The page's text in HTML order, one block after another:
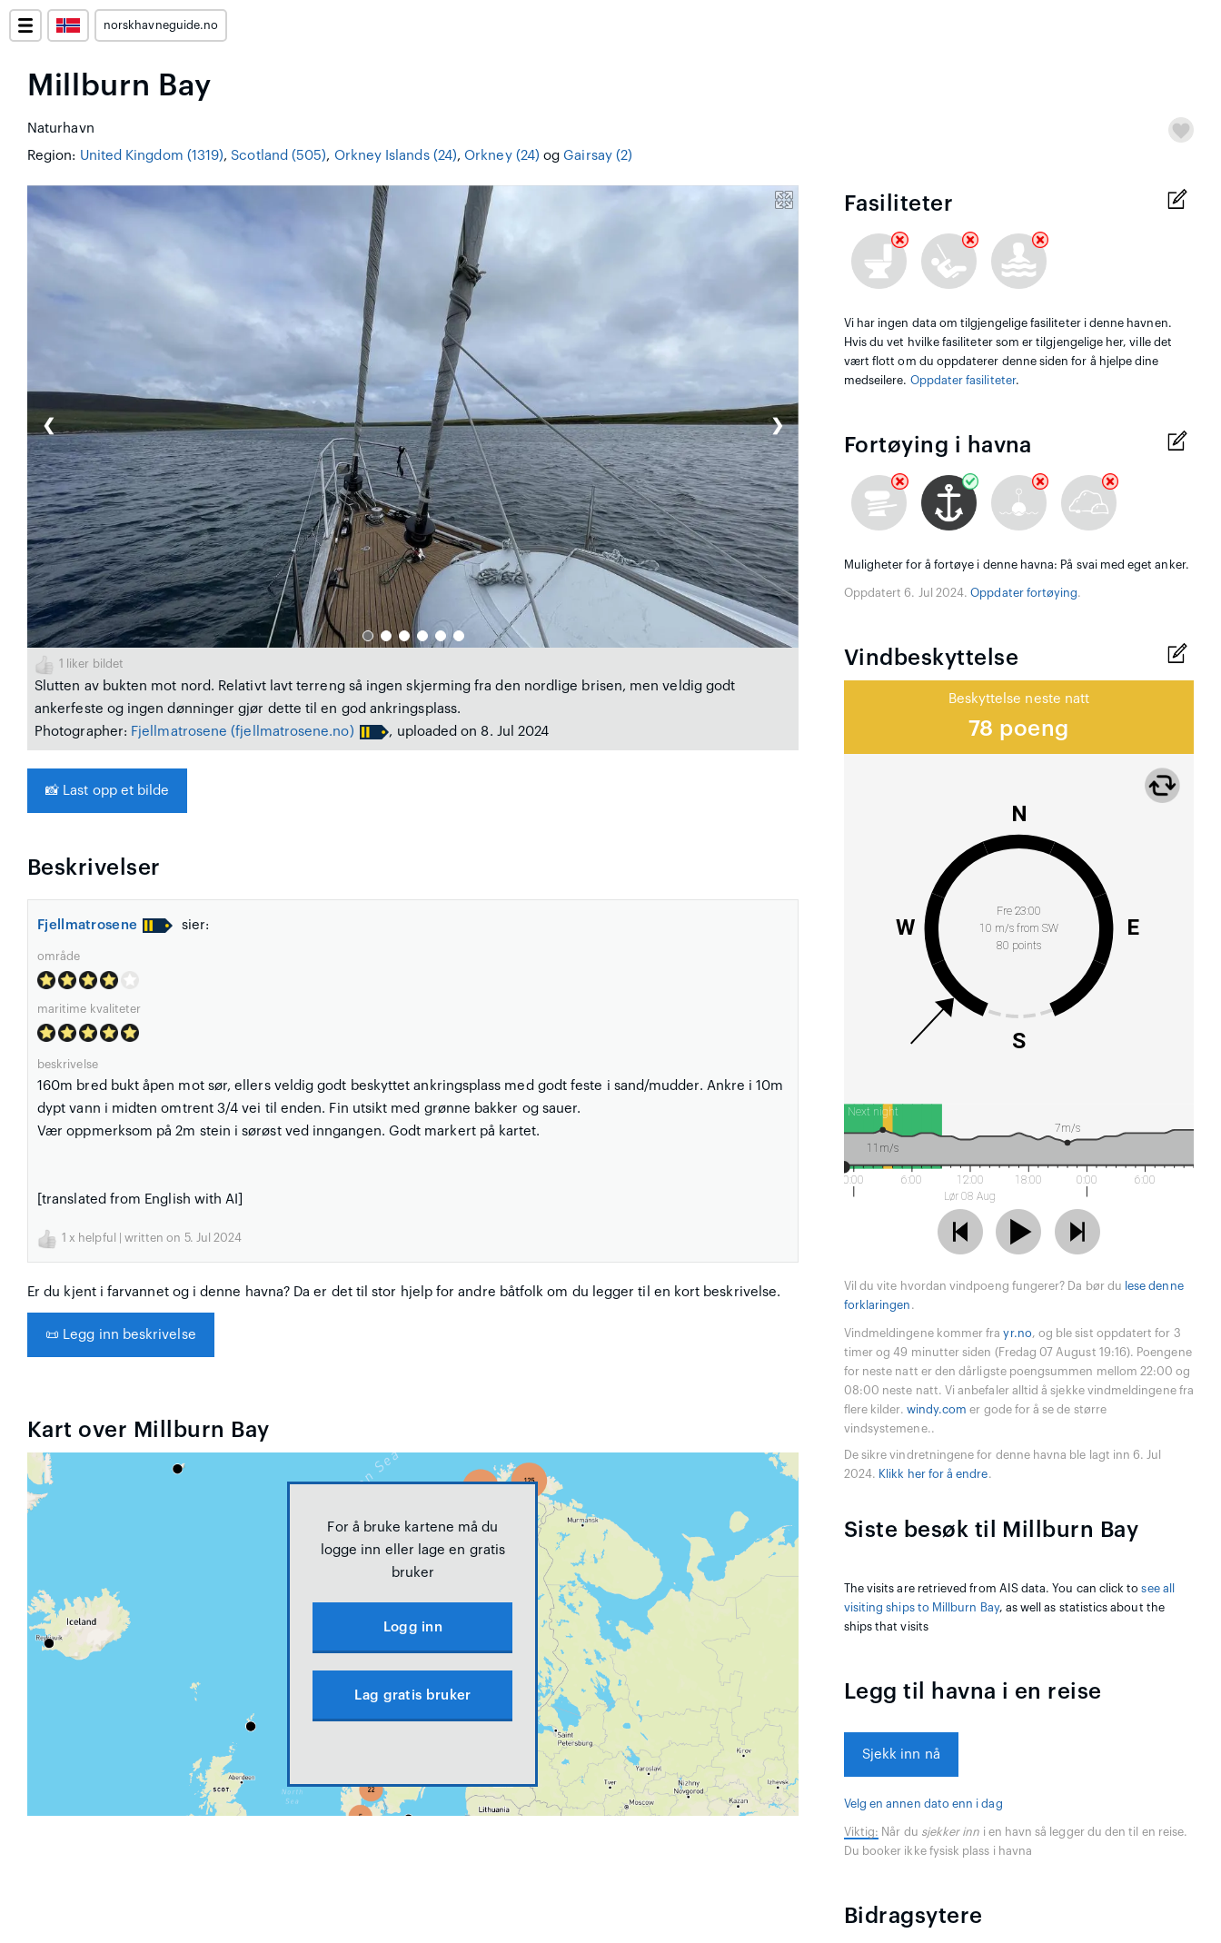
norskhavneguide.no
Millburn Bay
Naturhavn
Region: United Kingdom (1319), Scotland (505), Orkney Islands (24),Orkney (24) ogGairsay (2)
❮ ❯
1 liker bildet
Slutten av bukten mot nord. Relativt lavt terreng så ingen skjerming fra den nordlige brisen, men veldig godt
ankerfeste og ingen dønninger gjør dette til en god ankringsplass.
Photographer: Fjellmatrosene (fjellmatrosene.no) , uploaded on 8. Jul 2024
📸 Last opp et bilde
Beskrivelser
Fjellmatrosene sier:
område
maritime kvaliteter
beskrivelse
160m bred bukt åpen mot sør, ellers veldig godt beskyttet ankringsplass med godt feste i sand/mudder. Ankre i 10m
dypt vann i midten omtrent 3/4 vei til enden. Fin utsikt med grønne bakker og sauer.
Vær oppmerksom på 2m stein i sørøst ved inngangen. Godt markert på kartet.
[translated from English with AI]
1 x helpful | written on 5. Jul 2024
Er du kjent i farvannet og i denne havna? Da er det til stor hjelp for andre båtfolk om du legger til en kort beskrivelse.
📜 Legg inn beskrivelse
Kart over Millburn Bay
For å bruke kartene må du
logge inn eller lage en gratis
bruker
Logg inn
Lag gratis bruker
Fasiliteter
Vi har ingen data om tilgjengelige fasiliteter i denne havnen.
Hvis du vet hvilke fasiliteter som er tilgjengelige her, ville det
vært flott om du oppdaterer denne siden for å hjelpe dine
medseilere. Oppdater fasiliteter.
Fortøying i havna
Muligheter for å fortøye i denne havna: På svai med eget anker.
Oppdatert 6. Jul 2024.Oppdater fortøying.
Vindbeskyttelse
Beskyttelse neste natt
78 poeng
Fre 23:00
10 m/s from SW
80 points
N
E
S
W
Next night
0:00 6:00
12:00
Lør 08 Aug
18:00 0:00 6:00
11m/s
7m/s
Vil du vite hvordan vindpoeng fungerer? Da bør du lese denne
forklaringen .
Vindmeldingene kommer frayr.no, og ble sist oppdatert for 3
timer og 49 minutter siden (Fredag 07 August 19:16). Poengene
for neste natt er den dårligste poengsummen mellom 22:00 og
08:00 neste natt. Vi anbefaler alltid å sjekke vindmeldingene fra
flere kilder. windy.com er gode for å se de større
vindsystemene..
De sikre vindretningene for denne havna ble lagt inn 6. Jul
2024. Klikk her for å endre.
Siste besøk til Millburn Bay
The visits are retrieved from AIS data. You can click tosee all
visiting ships to Millburn Bay, as well as statistics about the
ships that visits
Legg til havna i en reise
Sjekk inn nå
Velg en annen dato enn i dag
Viktig: Når du sjekker inn i en havn så legger du den til en reise.
Du booker ikke fysisk plass i havna
Bidragsytere